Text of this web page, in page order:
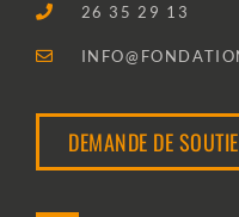
26 35 29 13
DEMANDE DE